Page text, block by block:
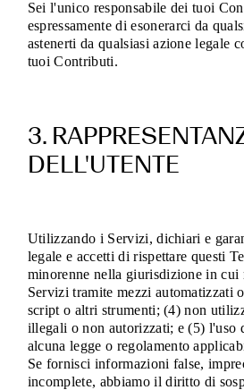
Sei l'unico responsabile dei tuoi
espressamente di esonerarci da
astenerti da qualsiasi azione legale
tuoi Contributi.
3.
DELL'UTENTE
Utilizzando i Servizi, dichiari e
legale e accetti di rispettare questi
minorenne nella giurisdizione in cui
Servizi tramite mezzi automatizzati
script o altri strumenti; (4) non
illegali o non autorizzati; e (5) l'uso
alcuna legge o regolamento
Se fornisci informazioni false,
incomplete, abbiamo il diritto di